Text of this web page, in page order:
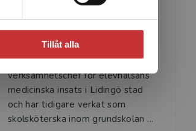
Tillåt alla
Ylva Solders
Ylva Solders har varit
verksamhetschef för elevhälsans
medicinska insats i Lidingö stad
och har tidigare verkat som
skolsköterska inom grundskolan ...